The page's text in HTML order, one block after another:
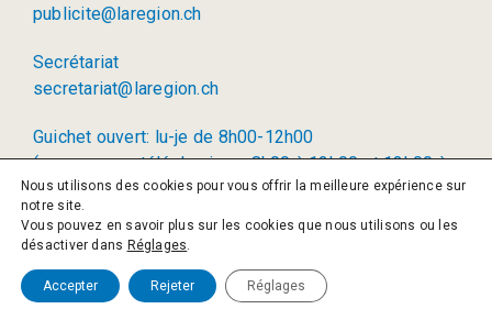
publicite@laregion.ch
Secrétariat
secretariat@laregion.ch
Guichet ouvert: lu-je de 8h00-12h00
(permanence téléphonique: 8h00 à 12h00 et 13h00 à
17h00)
© 2026 La Région SA
Politique de confidentialité
Nous utilisons des cookies pour vous offrir la meilleure expérience sur
notre site.
Vous pouvez en savoir plus sur les cookies que nous utilisons ou les
désactiver dans Réglages.
Accepter Rejeter Réglages